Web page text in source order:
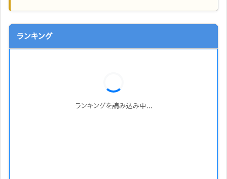
ランキング
ランキングを読み込み中...